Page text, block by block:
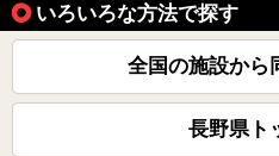
いろいろな方法で探す
全国の施設から
長野県ト